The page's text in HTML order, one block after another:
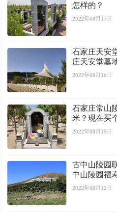
怎样的？
2022年08月17日
石家庄天安
庄天安堂墓
2022年08月16日
石家庄常山
米？现在买
2022年08月15日
古中山陵园
中山陵园福
2022年08月12日